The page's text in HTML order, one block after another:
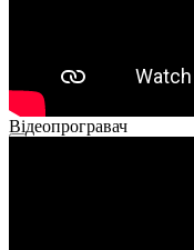
Відеопрогравач